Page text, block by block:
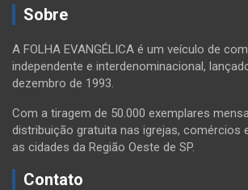
Sobre
A FOLHA EVANGÉLICA é um veículo de
independente e interdenominacional,
dezembro de 1993.
Com a tiragem de 50.000 exemplares
distribuição gratuita nas igrejas, comércios
as cidades da Região Oeste de SP.
Contato